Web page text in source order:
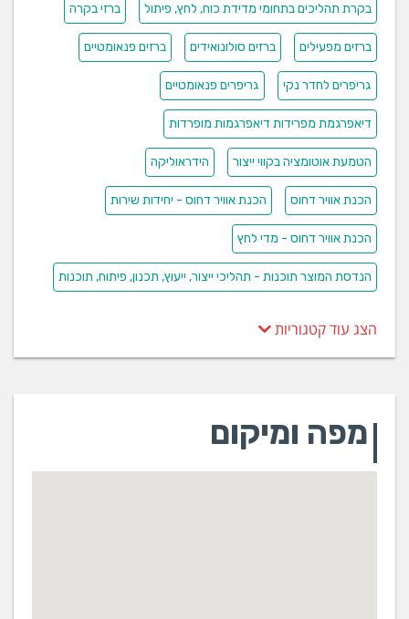
בקרת תהליכים בתחומי מדידת כוח, לחץ, פיתול ברזי בקרה
ברזים מפעילים ברזים סולונואידים ברזים פנאומטיים
גריפרים לחדר נקי גריפרים פנאומטיים
דיאפרגמת מפרידות דיאפרגמות מופרדות
הטמעת אוטומציה בקווי ייצור הידראוליקה
הכנת אוויר דחוס הכנת אוויר דחוס - יחידות שירות
הכנת אוויר דחוס - מדי לחץ
הנדסת המוצר תוכנות - תהליכי ייצור, ייעוץ, תכנון, פיתוח, תוכנות
הצג עוד קטגוריות
מפה ומיקום